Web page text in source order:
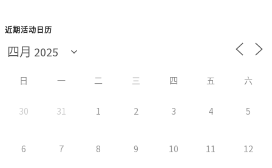
近期活动日历
日 一 二 三 四 五 六
30 31 1 2 3 4 5
6 7 8 9 10 11 12